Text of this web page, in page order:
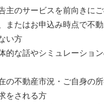
のサービスを前向きにご
またはお申込み時点で不
い方
な話やシミュレーション
不動産市況・ご自身の所
をされる方